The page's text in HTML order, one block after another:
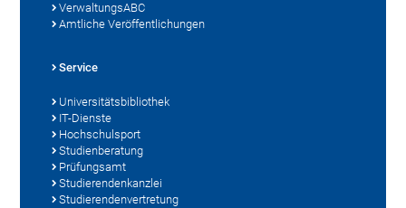
VerwaltungsABC
Amtliche Veröffentlichungen
Service
Universitätsbibliothek
IT-Dienste
Hochschulsport
Studienberatung
Prüfungsamt
Studierendenkanzlei
Studierendenvertretung